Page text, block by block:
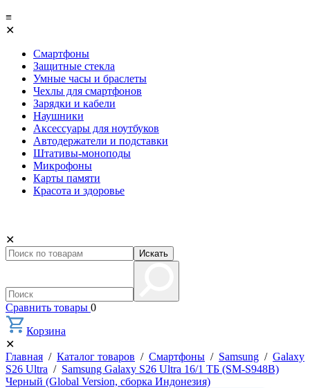
≡
✕
Смартфоны
Защитные стекла
Умные часы и браслеты
Чехлы для смартфонов
Зарядки и кабели
Наушники
Аксессуары для ноутбуков
Автодержатели и подставки
Штативы-моноподы
Микрофоны
Карты памяти
Красота и здоровье
✕
Искать
Сравнить товары 0
Корзина
✕
Главная / Каталог товаров / Смартфоны / Samsung / Galaxy
S26 Ultra / Samsung Galaxy S26 Ultra 16/1 ТБ (SM-S948B)
Черный (Global Version, сборка Индонезия)